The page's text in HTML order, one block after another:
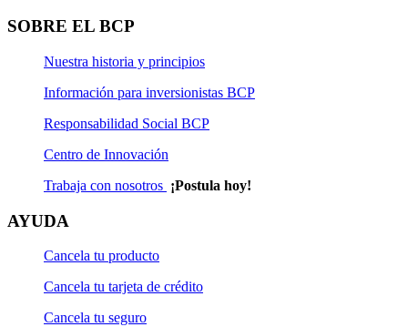
SOBRE EL BCP
Nuestra historia y principios
Información para inversionistas BCP
Responsabilidad Social BCP
Centro de Innovación
Trabaja con nosotros ¡Postula hoy!
AYUDA
Cancela tu producto
Cancela tu tarjeta de crédito
Cancela tu seguro